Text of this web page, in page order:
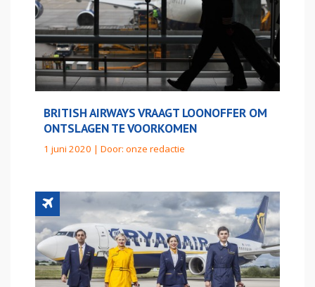
BRITISH AIRWAYS VRAAGT LOONOFFER OM
ONTSLAGEN TE VOORKOMEN
1 juni 2020 | Door: onze redactie